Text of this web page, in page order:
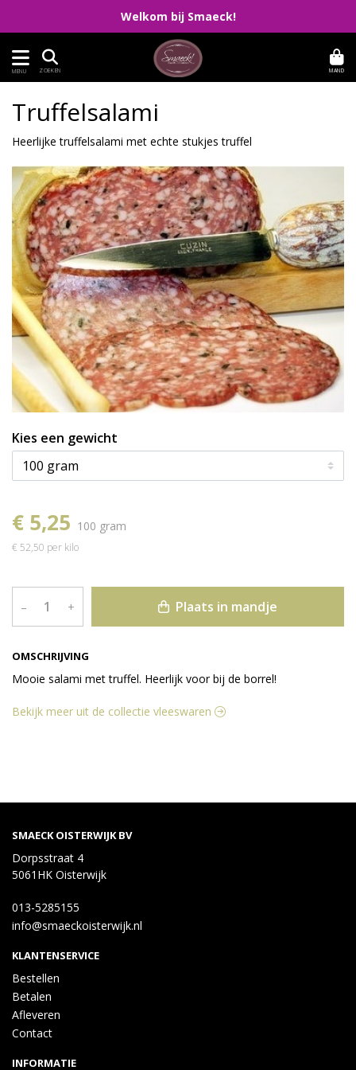
Welkom bij Smaeck!
MENU ZOEKEN MAND
OMSCHRIJVING
Mooie salami met truffel. Heerlijk voor bij de borrel!
Truffelsalami
Heerlijke truffelsalami met echte stukjes truffel
Kies een gewicht
€ 5,25 100 gram
€ 52,50 per kilo
– + Plaats in mandje
Bekijk meer uit de collectie vleeswaren
SMAECK OISTERWIJK BV
Dorpsstraat 4
5061HK Oisterwijk
013-5285155
info@smaeckoisterwijk.nl
KLANTENSERVICE
Bestellen
Betalen
Afleveren
Contact
INFORMATIE